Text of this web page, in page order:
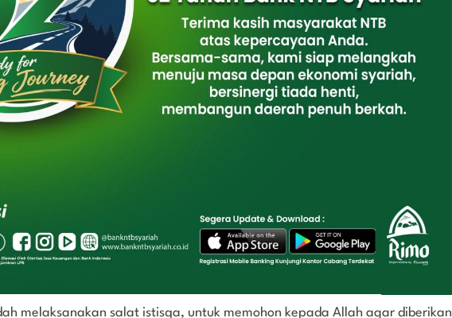
melaksanakan salat istisqa, untuk memohon kepada Allah agar diberikan